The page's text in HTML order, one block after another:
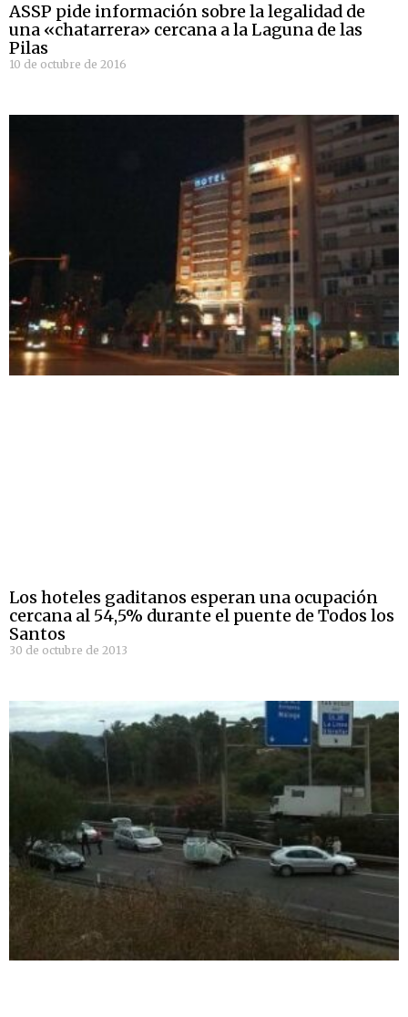
ASSP pide información sobre la legalidad de
una «chatarrera» cercana a la Laguna de las
Pilas
10 de octubre de 2016
Los hoteles gaditanos esperan una ocupación
cercana al 54,5% durante el puente de Todos los
Santos
30 de octubre de 2013